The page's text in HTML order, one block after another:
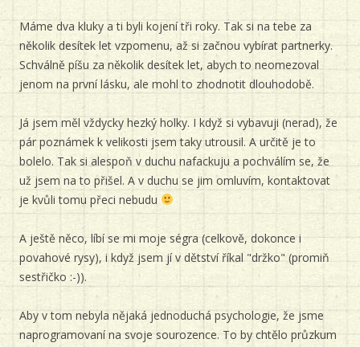
Máme dva kluky a ti byli kojení tři roky. Tak si na tebe za
několik desítek let vzpomenu, až si začnou vybírat partnerky.
Schválně píšu za několik desítek let, abych to neomezoval
jenom na první lásku, ale mohl to zhodnotit dlouhodobě.
Já jsem měl vždycky hezký holky. I když si vybavuji (nerad), že
pár poznámek k velikosti jsem taky utrousil. A určitě je to
bolelo. Tak si alespoň v duchu nafackuju a pochválím se, že
už jsem na to přišel. A v duchu se jim omluvím, kontaktovat
je kvůli tomu přeci nebudu
A ještě něco, líbí se mi moje ségra (celkově, dokonce i
povahové rysy), i když jsem jí v dětství říkal "držko" (promiň
sestřičko :-)).
Aby v tom nebyla nějaká jednoduchá psychologie, že jsme
naprogramovaní na svoje sourozence. To by chtělo průzkum